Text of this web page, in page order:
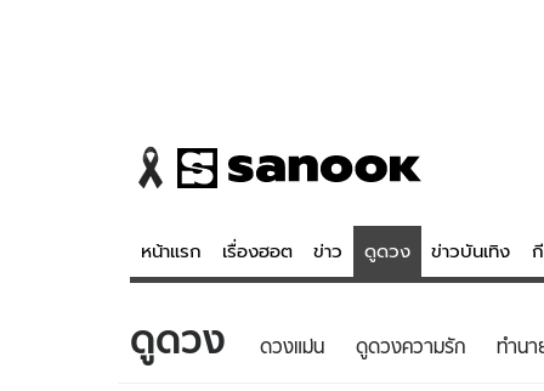
หน้าแรก เรื่องฮอต ข่าว ดูดวง ข่าวบันเทิง
ข่าว ดูดวง -
ดูดวง ดวงแม่น ดูดวงความรัก ทํานา